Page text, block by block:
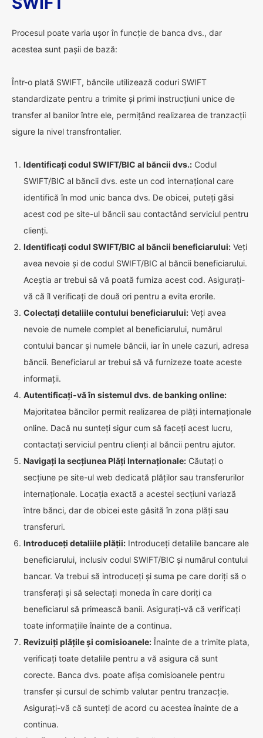
Procesul poate varia ușor în funcție de banca dvs., dar
acestea sunt pașii de bază:
Într-o plată SWIFT, băncile utilizează coduri SWIFT
standardizate pentru a trimite și primi instrucțiuni unice de
transfer al banilor între ele, permițând realizarea de tranzacții
sigure la nivel transfrontalier.
Identificați codul SWIFT/BIC al băncii dvs.: Codul
SWIFT/BIC al băncii dvs. este un cod internațional care
identifică în mod unic banca dvs. De obicei, puteți găsi
acest cod pe site-ul băncii sau contactând serviciul pentru
clienți.
Identificați codul SWIFT/BIC al băncii beneficiarului: Veți
avea nevoie și de codul SWIFT/BIC al băncii beneficiarului.
Aceștia ar trebui să vă poată furniza acest cod. Asigurați-
vă că îl verificați de două ori pentru a evita erorile.
Colectați detaliile contului beneficiarului: Veți avea
nevoie de numele complet al beneficiarului, numărul
contului bancar și numele băncii, iar în unele cazuri, adresa
băncii. Beneficiarul ar trebui să vă furnizeze toate aceste
informații.
Autentificați-vă în sistemul dvs. de banking online:
Majoritatea băncilor permit realizarea de plăți internaționale
online. Dacă nu sunteți sigur cum să faceți acest lucru,
contactați serviciul pentru clienți al băncii pentru ajutor.
Navigați la secțiunea Plăți Internaționale: Căutați o
secțiune pe site-ul web dedicată plăților sau transferurilor
internaționale. Locația exactă a acestei secțiuni variază
între bănci, dar de obicei este găsită în zona plăți sau
transferuri.
Introduceți detaliile plății: Introduceți detaliile bancare ale
beneficiarului, inclusiv codul SWIFT/BIC și numărul contului
bancar. Va trebui să introduceți și suma pe care doriți să o
transferați și să selectați moneda în care doriți ca
beneficiarul să primească banii. Asigurați-vă că verificați
toate informațiile înainte de a continua.
Revizuiți plățile și comisioanele: Înainte de a trimite plata,
verificați toate detaliile pentru a vă asigura că sunt
corecte. Banca dvs. poate afișa comisioanele pentru
transfer și cursul de schimb valutar pentru tranzacție.
Asigurați-vă că sunteți de acord cu acestea înainte de a
continua.